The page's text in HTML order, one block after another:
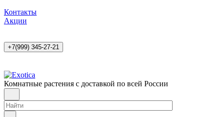
Контакты
Акции
+7(999) 345-27-21
Комнатные растения с доставкой по всей России